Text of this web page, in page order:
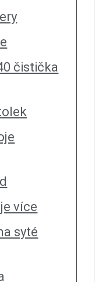
čistička
více
syté